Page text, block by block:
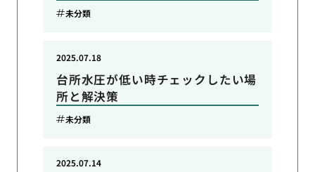
未分類
台所水圧が低い時チェックしたい場
所と解決策
2025.07.18
未分類
2025.07.14